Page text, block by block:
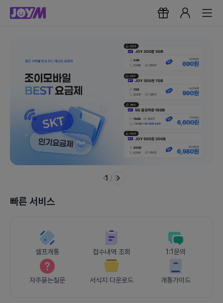
1 / 3
빠른 서비스
셀프개통 접수내역 조회 1:1문의
자주묻는질문 서식지 다운로드 개통가이드